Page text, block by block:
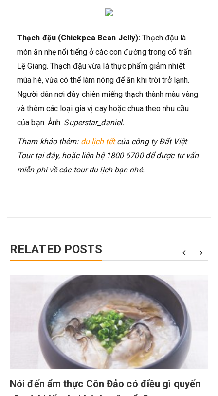
Thạch đậu (Chickpea Bean Jelly): Thạch đậu là
món ăn nhẹ nổi tiếng ở các con đường trong cổ trấn
Lệ Giang. Thạch đậu vừa là thực phẩm giảm nhiệt
mùa hè, vừa có thể làm nóng để ăn khi trời trở lạnh.
Người dân nơi đây chiên miếng thạch thành màu vàng
và thêm các loại gia vị cay hoặc chua theo nhu cầu
của bạn. Ảnh: Superstar_daniel.
Tham khảo thêm: du lịch tếtcủa công ty Đất Việt
Tour tại đây, hoặc liên hệ 1800 6700 để được tư vấn
miễn phí về các tour du lịch bạn nhé.
RELATED POSTS
Nói đến ẩm thực Côn Đảo có điều gì quyến